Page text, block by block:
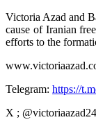
Victoria Azad and
cause of Iranian
efforts to the
Telegram: https://
X ; @victoriaazad24